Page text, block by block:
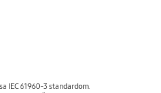
IEC 61960-3 standardom.